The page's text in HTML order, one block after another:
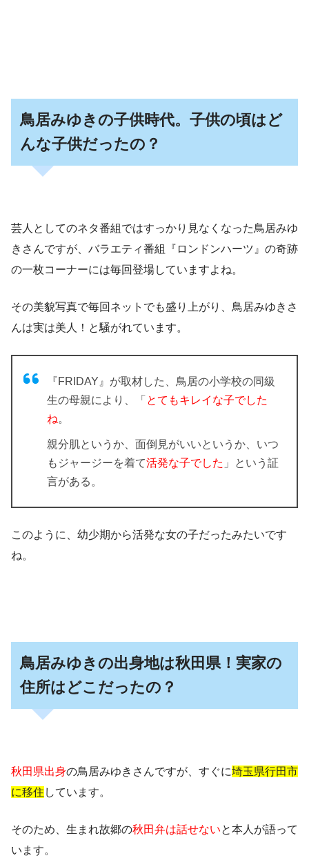
鳥居みゆきの子供時代。子供の頃はど
んな子供だったの？
芸人としてのネタ番組ではすっかり見なくなった鳥居みゆ
きさんですが、バラエティ番組『ロンドンハーツ』の奇跡
の一枚コーナーには毎回登場していますよね。
その美貌写真で毎回ネットでも盛り上がり、鳥居みゆきさ
んは実は美人！と騒がれています。
『FRIDAY』が取材した、鳥居の小学校の同級
生の母親により、「 とてもキレイな子でした
ね。
親分肌というか、面倒見がいいというか、いつ
もジャージーを着て活発な子でした 」という証
言がある。
このように、幼少期から活発な女の子だったみたいです
ね。
鳥居みゆきの出身地は秋田県！実家の
住所はどこだったの？
秋田県出身の鳥居みゆきさんですが、すぐに埼玉県行田市
に移住 しています。
そのため、生まれ故郷の秋田弁は話せないと本人が語って
います。